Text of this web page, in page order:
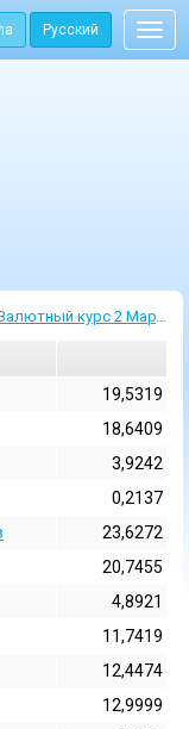
Русский
курс 2 Март 2025
19,5319
18,6409
3,9242
0,2137
23,6272
20,7455
4,8921
11,7419
12,4474
12,9999